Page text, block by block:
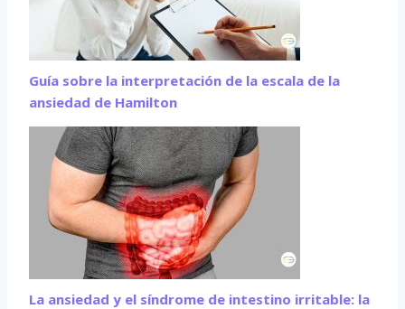
Guía sobre la interpretación de la escala de la
ansiedad de Hamilton
La ansiedad y el síndrome de intestino irritable: la